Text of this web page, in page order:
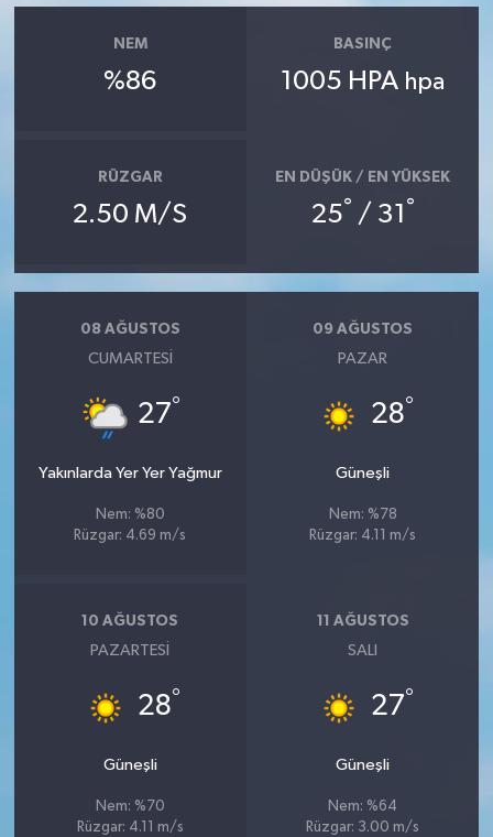
NEM
%86
BASINÇ
1005 HPA hpa
RÜZGAR
2.50 M/S
EN DÜŞÜK / EN YÜKSEK
25° / 31 °
08 AĞUSTOS
CUMARTESI
27°
Yakınlarda Yer Yer Yağmur
Nem: %80
Rüzgar: 4.69 m/s
09 AĞUSTOS
PAZAR
28°
Güneşli
Nem: %78
Rüzgar: 4.11 m/s
10 AĞUSTOS
PAZARTESI
28°
Güneşli
Nem: %70
Rüzgar: 4.11 m/s
11 AĞUSTOS
SALI
27°
Güneşli
Nem: %64
Rüzgar: 3.00 m/s